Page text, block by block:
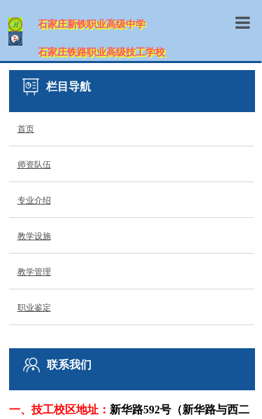
石家庄新铁职业高级中学
石家庄铁路职业高级技工学校
师
职
一、技工校区地址： 新华路592号（新华路与西二
联系我们
栏目导航
首页
师资队伍
专业介绍
教学设施
教学管理
职业鉴定